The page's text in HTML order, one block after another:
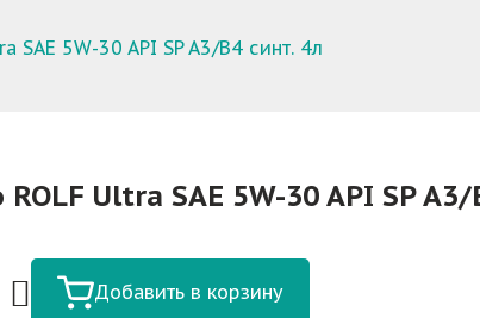
SAE 5W-30 API SP A3/B4 синт. 4л
Ultra SAE 5W-30 API SP A3/
Добавить в корзину